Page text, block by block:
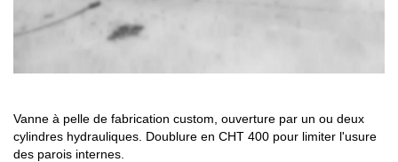
Vanne à pelle de fabrication custom, ouverture par un ou deux
cylindres hydrauliques. Doublure en CHT 400 pour limiter l'usure
des parois internes.